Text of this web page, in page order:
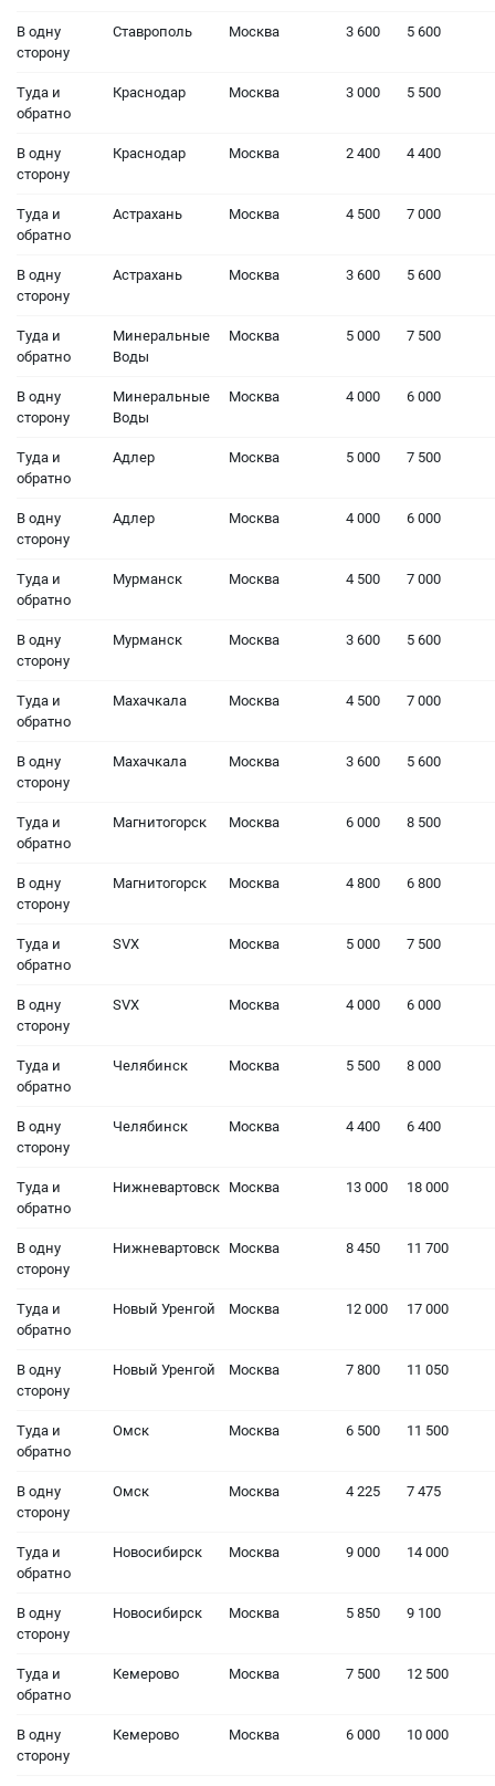
В одну
сторону
Ставрополь Москва 3 600 5 600
Туда и
обратно
Краснодар Москва 3 000 5 500
В одну
сторону
Краснодар Москва 2 400 4 400
Туда и
обратно
Астрахань Москва 4 500 7 000
В одну
сторону
Астрахань Москва 3 600 5 600
Туда и
обратно
Минеральные
Воды
Москва 5 000 7 500
В одну
сторону
Минеральные
Воды
Москва 4 000 6 000
Туда и
обратно
Адлер Москва 5 000 7 500
В одну
сторону
Адлер Москва 4 000 6 000
Туда и
обратно
Мурманск Москва 4 500 7 000
В одну
сторону
Мурманск Москва 3 600 5 600
Туда и
обратно
Махачкала Москва 4 500 7 000
В одну
сторону
Махачкала Москва 3 600 5 600
Туда и
обратно
Магнитогорск Москва 6 000 8 500
В одну
сторону
Магнитогорск Москва 4 800 6 800
Туда и
обратно
SVX Москва 5 000 7 500
В одну
сторону
SVX Москва 4 000 6 000
Туда и
обратно
Челябинск Москва 5 500 8 000
В одну
сторону
Челябинск Москва 4 400 6 400
Туда и
обратно
Нижневартовск Москва 13 000 18 000
В одну
сторону
Нижневартовск Москва 8 450 11 700
Туда и
обратно
Новый Уренгой Москва 12 000 17 000
В одну
сторону
Новый Уренгой Москва 7 800 11 050
Туда и
обратно
Омск Москва 6 500 11 500
В одну
сторону
Омск Москва 4 225 7 475
Туда и
обратно
Новосибирск Москва 9 000 14 000
В одну
сторону
Новосибирск Москва 5 850 9 100
Туда и
обратно
Кемерово Москва 7 500 12 500
В одну
сторону
Кемерово Москва 6 000 10 000